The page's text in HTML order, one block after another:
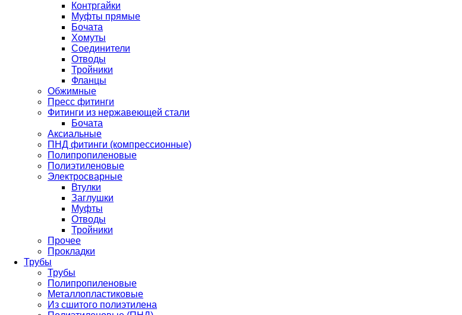
Контргайки
Муфты прямые
Бочата
Хомуты
Соединители
Отводы
Тройники
Фланцы
Обжимные
Пресс фитинги
Фитинги из нержавеющей стали
Бочата
Аксиальные
ПНД фитинги (компрессионные)
Полипропиленовые
Полиэтиленовые
Электросварные
Втулки
Заглушки
Муфты
Отводы
Тройники
Прочее
Прокладки
Трубы
Трубы
Полипропиленовые
Металлопластиковые
Из сшитого полиэтилена